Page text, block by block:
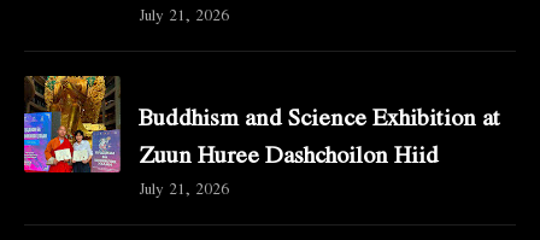
July 21, 2026
Buddhism and Science Exhibition at
Zuun Huree Dashchoilon Hiid
July 21, 2026